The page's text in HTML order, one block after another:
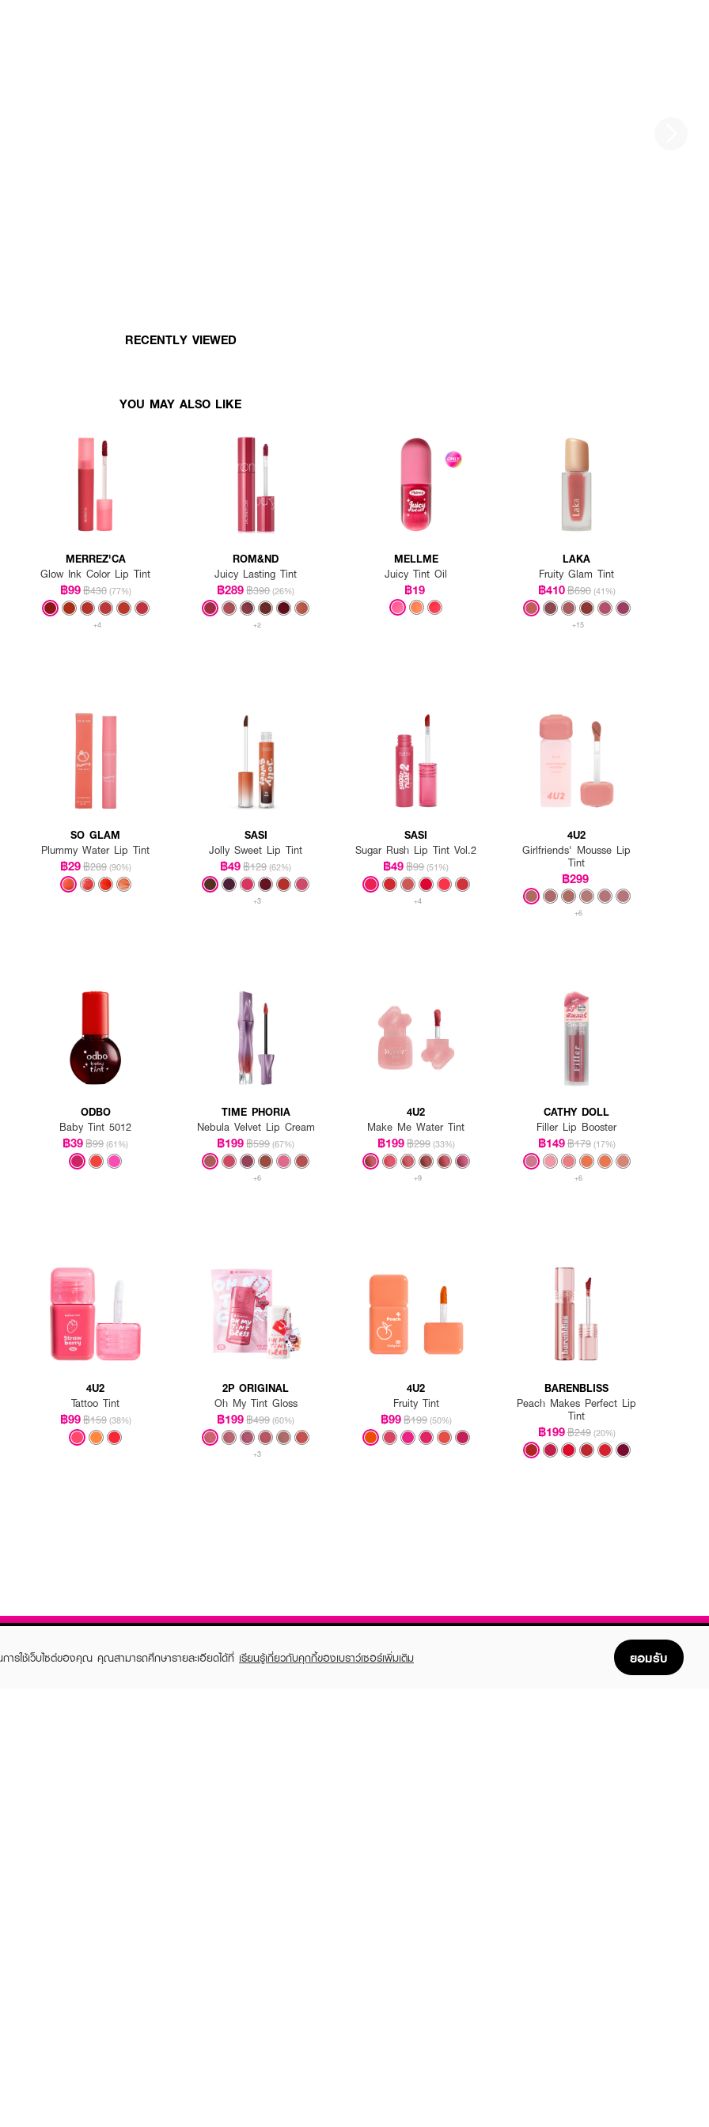
RECENTLY VIEWED
YOU MAY ALSO LIKE
MERREZ'CA
Glow Ink Color Lip Tint
฿99฿430 (77%)
+4
ROM&ND
Juicy Lasting Tint
฿289฿390 (26%)
+2
MELLME
Juicy Tint Oil
฿19
LAKA
Fruity Glam Tint
฿410฿690 (41%)
+15
SO GLAM
Plummy Water Lip Tint
฿29฿289 (90%)
SASI
Jolly Sweet Lip Tint
฿49฿129 (62%)
+3
SASI
Sugar Rush Lip Tint Vol.2
฿49฿99 (51%)
+4
4U2
Girlfriends' Mousse Lip
Tint
฿299
+6
ODBO
Baby Tint 5012
฿39฿99 (61%)
TIME PHORIA
Nebula Velvet Lip Cream
฿199฿599 (67%)
+6
4U2
Make Me Water Tint
฿199฿299 (33%)
+9
CATHY DOLL
Filler Lip Booster
฿149฿179 (17%)
+6
4U2
Tattoo Tint
฿99฿159 (38%)
2P ORIGINAL
Oh My Tint Gloss
฿199฿499 (60%)
+3
4U2
Fruity Tint
฿99฿199 (50%)
BARENBLISS
Peach Makes Perfect Lip
Tint
฿199฿249 (20%)
ารใช้เว็บไซต์ของคุณ คุณสามารถศึกษารายละเอียดได้ที่ เรียนรู้เกี่ยวกับคุกกี้ของเบราว์เซอร์เพิ่มเติม ยอมรับ